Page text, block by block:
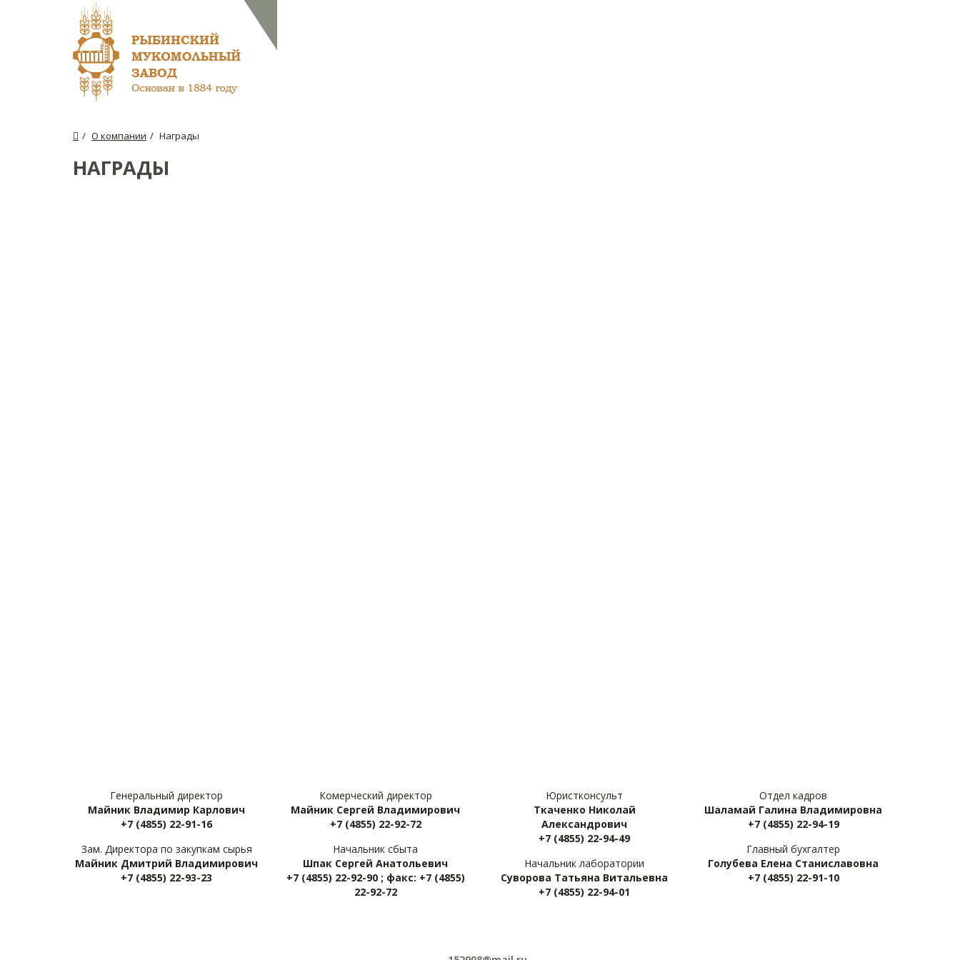
О компании Награды
НАГРАДЫ
Генеральный директор
Майник Владимир Карлович
+7 (4855) 22-91-16
Зам. Директора по закупкам сырья
Майник Дмитрий Владимирович
+7 (4855) 22-93-23
Комерческий директор
Майник Сергей Владимирович
+7 (4855) 22-92-72
Начальник сбыта
Шпак Сергей Анатольевич
+7 (4855) 22-92-90 ; факс: +7 (4855)
22-92-72
Юристконсульт
Ткаченко Николай
Александрович
+7 (4855) 22-94-49
Начальник лаборатории
Суворова Татьяна Витальевна
+7 (4855) 22-94-01
Отдел кадров
Шаламай Галина Владимировна
+7 (4855) 22-94-19
Главный бухгалтер
Голубева Елена Станиславовнa
+7 (4855) 22-91-10